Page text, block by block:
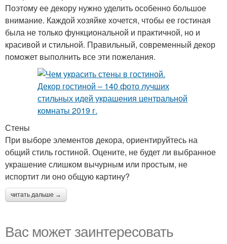
Поэтому ее декору нужно уделить особенно большое
внимание. Каждой хозяйке хочется, чтобы ее гостиная
была не только функциональной и практичной, но и
красивой и стильной. Правильный, современный декор
поможет выполнить все эти пожелания.
Стены
При выборе элементов декора, ориентируйтесь на
общий стиль гостиной. Оцените, не будет ли выбранное
украшение слишком вычурным или простым, не
испортит ли оно общую картину?
читать дальше →
Вас может заинтересовать